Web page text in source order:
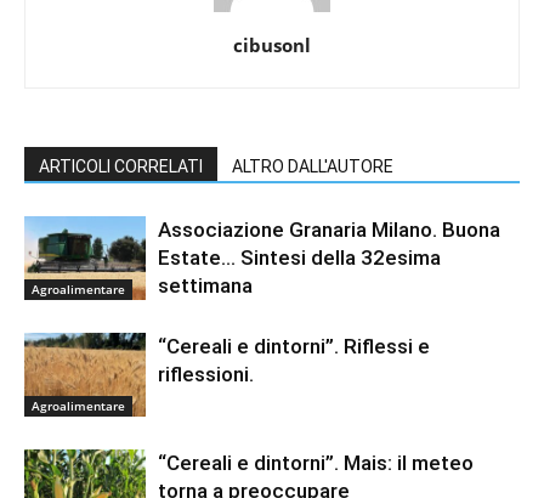
cibusonl
ARTICOLI CORRELATI ALTRO DALL'AUTORE
Agroalimentare
Associazione Granaria Milano. Buona
Estate… Sintesi della 32esima
settimana
Agroalimentare
“Cereali e dintorni”. Riflessi e
riflessioni.
“Cereali e dintorni”. Mais: il meteo
torna a preoccupare